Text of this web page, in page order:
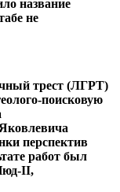
название
не
трест (ЛГРТ)
поисковую
перспектив
работ был
II,